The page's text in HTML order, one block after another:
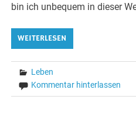
bin ich unbequem in dieser
WEITERLESEN
Leben
Kommentar hinterlassen